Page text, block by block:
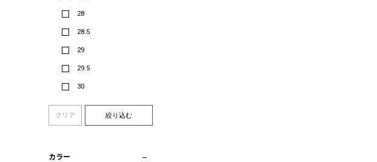
28
28.5
29
29.5
30
クリア 絞り込む
カラー